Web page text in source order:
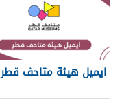
ايميل هيئة متاحف قطر